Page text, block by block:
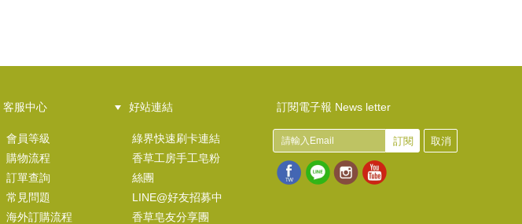
客服中心
會員等級
購物流程
訂單查詢
常見問題
海外訂購流程
好站連結
綠界快速刷卡連結
香草工房手工皂粉
絲團
LINE@好友招募中
香草皂友分享團
訂閱電子報 News letter
訂閱 取消